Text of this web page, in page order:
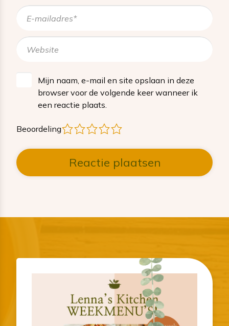
Mijn naam, e-mail en site opslaan in deze
browser voor de volgende keer wanneer ik
een reactie plaats.
Beoordeling 4
3
2
1